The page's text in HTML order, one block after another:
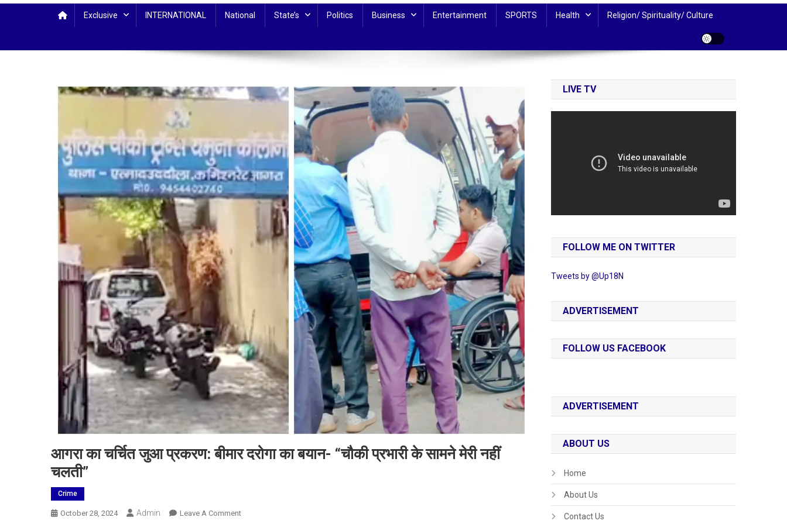
Exclusive INTERNATIONAL National State’s Politics Business Entertainment SPORTS Health Religion/ Spirituality/ Culture
आगरा का चर्चित जुआ प्रकरण: बीमार दरोगा का बयान- “चौकी प्रभारी के सामने मेरी नहीं
चलती”
Crime
October 28, 2024 Admin Leave A CommentOn
LIVE TV
FOLLOW ME ON TWITTER
Tweets by @Up18N
ADVERTISEMENT
FOLLOW US FACEBOOK
ADVERTISEMENT
ABOUT US
Home
About Us
Contact Us